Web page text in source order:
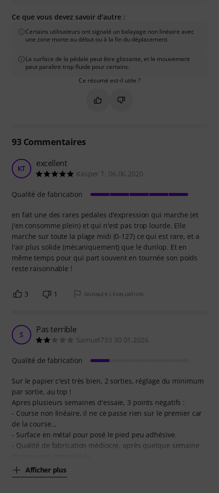
Ce que vous devez savoir d'autre :
Certains utilisateurs ont signalé un balayage non linéaire avec
une zone morte au début ou à la fin du déplacement.
La surface de la pédale peut être glissante, et le mouvement
peut paraître trop fluide pour certains.
Ce résumé est-il utile ?
Marquer ce résumé comme utile
Marquer ce résumé comme
93Commentaires
KT excellent
Kasper T. 06.06.2020
en fait une des rares pedales d'expression qui marche (et
j'en consomme plein) et qui n'est pas trop lourde. Elle
marche sur toute la plage midi (0-127) ce qui est rare, et a
l'air plus solide (mécaniquement) que le dunlop. Et en
même temps pour qui part souvent en tournée son poids
reste raisonnable !
Qualité de fabrication
3 1 SIGNALER L'ÉVALUATION
S Pas terrible
Samuel733 30.01.2026
Sur le papier c'est très bien, 2 sorties, réglage du minimum
par sortie, au top !
Apres plusieurs semaines d'essaie, 3 points négatifs :
- Course non linéaire, il ne ce passe rien sur le premier car
de la course...
- Surface en métal pour posé le pied peu adhésive.
- Qualité de fabrication médiocre, après quelque semaine
Afficher plus
Qualité de fabrication